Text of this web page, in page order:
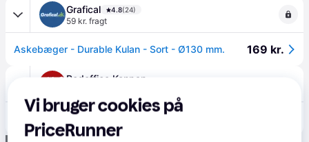
Grafical 4.8(24)
59 kr. fragt
Askebæger - Durable Kulan - Sort - Ø130 mm. 169 kr.
Redoffice Konpap
Durable askebæger 60x130mm sort
Vi bruger cookies på
PriceRunner